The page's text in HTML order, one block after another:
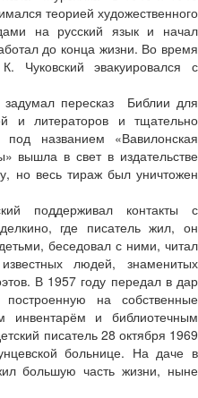
теорией художественного
на русский язык и начал
до конца жизни. Во время
Чуковский эвакуировался с
пересказ Библии для
и литераторов и тщательно
названием «Вавилонская
вышла в свет в издательстве
но весь тираж был уничтожен
поддерживал контакты с
где писатель жил, он
беседовал с ними, читал
людей, знаменитых
В 1957 году передал в дар
построенную на собственные
инвентарём и библиотечным
писатель 28 октября 1969
больнице. На даче в
большую часть жизни, ныне